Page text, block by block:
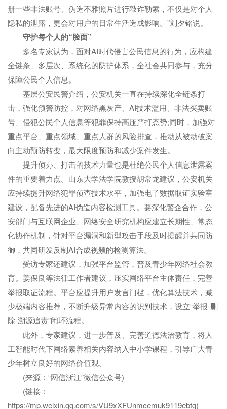
册一些非法账号、伪造不雅照片进行敲诈勒索，不仅是对个人
隐私的泄露，更会对用户的日常生活造成影响。”刘夕铭说。
守护每个人的“脸面”
多名专家认为，面对AI时代侵害公民信息的行为，应构建
全链条、多层次、系统化的防护体系，全社会共同参与，充分
保障公民个人信息。
基层公安民警介绍，公安机关一直在持续深化全链条打
击，强化预警防控，对网络黑灰产、AI技术滥用、非法买卖账
号、侵犯公民个人信息等犯罪保持高压严打态势;同时，加强对
重点平台、重点领域、重点人群的风险排查，推动从被动破案
向主动预防转变，最大限度预防和减少案件发生。
提升侦办、打击的技术力量也是杜绝公民个人信息泄露案
件的重要着力点。山东大学法学院教授胡常龙建议，公安机关
应持续提升网络犯罪侦查技术水平，加强电子数据取证实验室
建设，配备先进的AI伪造内容检测工具。要深化警企合作，公
安部门与互联网企业、网络安全研究机构应建立长期性、常态
化协作机制，针对平台漏洞和新型攻击手段及时提醒并共同防
御，共同研发反制AI合成视频的检测算法。
受访专家还建议，加强平台监管，普及青少年网络社会教
育。姜保良等法律工作者建议，压实网络平台主体责任，完善
举报取证流程。平台应提升用户发言门槛，优化算法技术，减
少极端内容推荐，不断升级异常内容的识别技术，设立“举报-删
除-溯源追责”闭环流程。
此外，专家建议，进一步普及、完善道德法治教育，将人
工智能时代下网络素养相关内容纳入中小学课程，引导广大青
少年树立良好的网络价值观。
(来源：“网信浙江”微信公众号)
(链接：
https://mp.weixin.qq.com/s/VU9xXFUnmcemuk9119ebtg)